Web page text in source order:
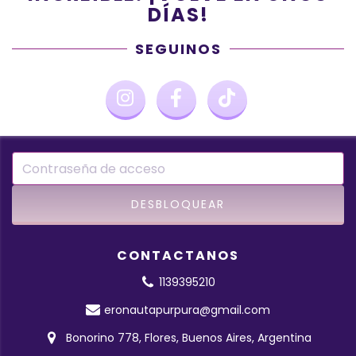
DÍAS!
SEGUINOS
CONTACTANOS
1139395210
eronautapurpura@gmail.com
Bonorino 778, Flores, Buenos Aires, Argentina